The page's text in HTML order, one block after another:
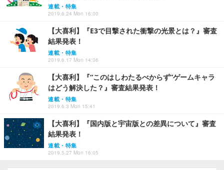
連載・特集
2019.6.24 Mon 16:00
【大喜利】『E3で目撃された衝撃の光景とは？』審査
結果発表！
連載・特集
2019.6.17 Mon 14:36
【大喜利】『“このはしわたるべからず”ゲームキャラ
はどう解決した？』審査結果発表！
連載・特集
2019.6.3 Mon 15:41
【大喜利】『国内版と宇宙版との差異について』審査
結果発表！
連載・特集
2019.5.27 Mon 16:05